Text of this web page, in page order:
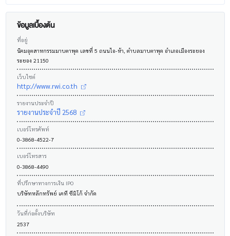
ข้อมูลเบื้องต้น
ที่อยู่
นิคมอุตสาหกรรมมาบตาพุด เลขที่ 5 ถนนไอ-ห้า, ตำบลมาบตาพุด อำเภอเมืองระยอง
ระยอง 21150
เว็บไซต์
http://www.rwi.co.th
รายงานประจำปี
รายงานประจำปี 2568
เบอร์โทรศัพท์
0-3868-4522-7
เบอร์โทรสาร
0-3868-4490
ที่ปรึกษาทางการเงิน IPO
บริษัทหลักทรัพย์ เคที ซีมิโก้ จำกัด
วันที่ก่อตั้งบริษัท
2537